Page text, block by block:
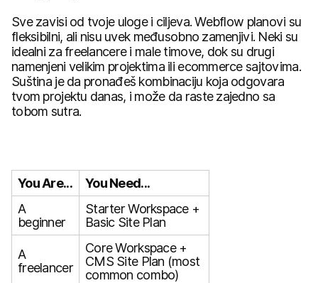
Sve zavisi od tvoje uloge i ciljeva. Webflow planovi su
fleksibilni, ali nisu uvek međusobno zamenjivi. Neki su
idealni za freelancere i male timove, dok su drugi
namenjeni velikim projektima ili ecommerce sajtovima.
Suština je da pronađeš kombinaciju koja odgovara
tvom projektu danas, i može da raste zajedno sa
tobom sutra.
You Are...
You Need...
A
beginner
Starter Workspace +
Basic Site Plan
A
freelancer
Core Workspace +
CMS Site Plan (most
common combo)